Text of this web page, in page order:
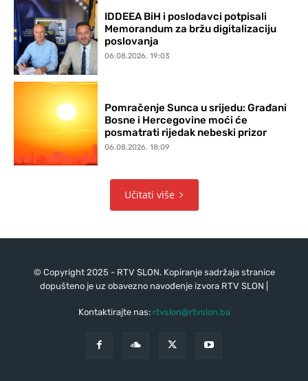
IDDEEA BiH i poslodavci potpisali
Memorandum za bržu digitalizaciju
poslovanja
06.08.2026. 19:03
Pomračenje Sunca u srijedu: Građani
Bosne i Hercegovine moći će
posmatrati rijedak nebeski prizor
06.08.2026. 18:09
Učitati više
© Copyright 2025 - RTV SLON. Kopiranje sadržaja stranice
dopušteno je uz obavezno navođenje izvora RTV SLON |
Kontaktirajte nas: rtvslon@rtvslon.ba